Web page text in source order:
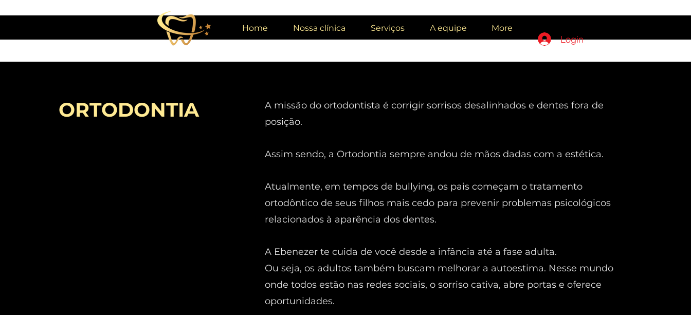
Home Nossa clínica Serviços A equipe More
Login
ORTODONTIA
A missão do ortodontista é corrigir sorrisos desalinhados e dentes fora de
posição.
Assim sendo, a Ortodontia sempre andou de mãos dadas com a estética.
Atualmente, em tempos de bullying, os pais começam o tratamento
ortodôntico de seus filhos mais cedo para prevenir problemas psicológicos
relacionados à aparência dos dentes.
A Ebenezer te cuida de você desde a infância até a fase adulta.
Ou seja, os adultos também buscam melhorar a autoestima. Nesse mundo
onde todos estão nas redes sociais, o sorriso cativa, abre portas e oferece
oportunidades.